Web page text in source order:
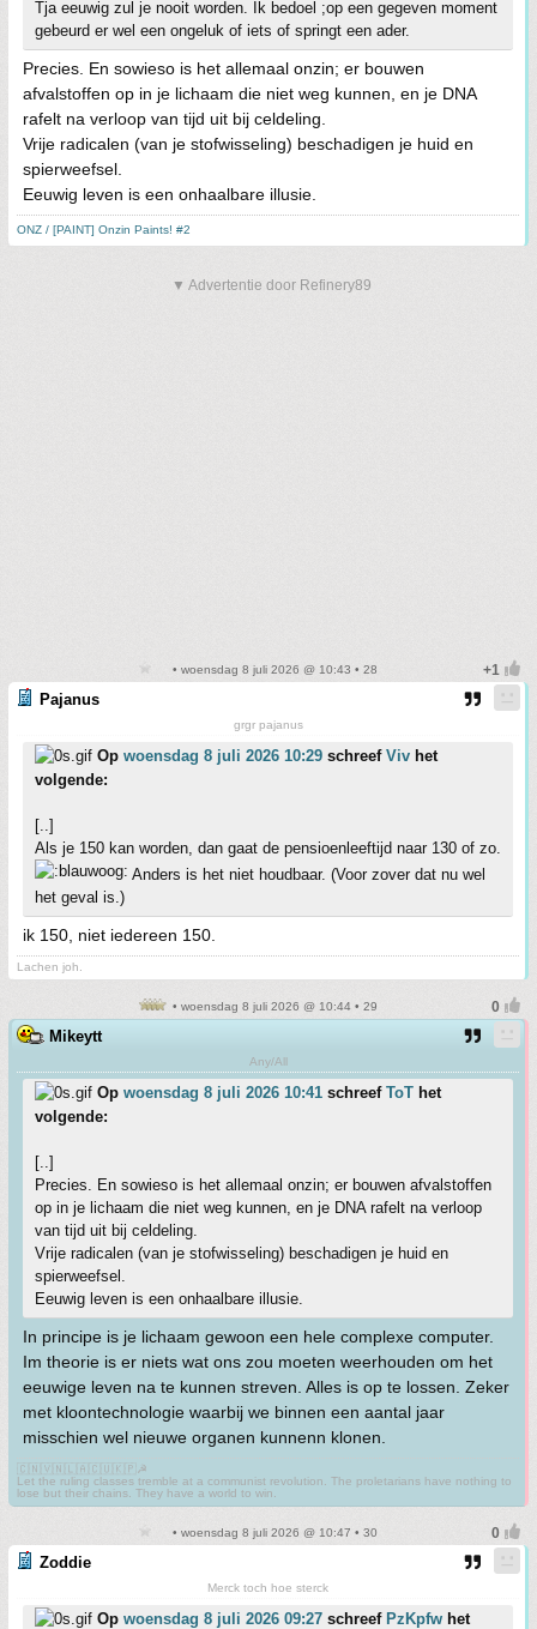
Tja eeuwig zul je nooit worden. Ik bedoel ;op een gegeven moment
gebeurd er wel een ongeluk of iets of springt een ader.
Precies. En sowieso is het allemaal onzin; er bouwen
afvalstoffen op in je lichaam die niet weg kunnen, en je DNA
rafelt na verloop van tijd uit bij celdeling.
Vrije radicalen (van je stofwisseling) beschadigen je huid en
spierweefsel.
Eeuwig leven is een onhaalbare illusie.
ONZ / [PAINT] Onzin Paints! #2
▼ Advertentie door Refinery89
• woensdag 8 juli 2026 @ 10:43 • 28
Pajanus
grgr pajanus
Op woensdag 8 juli 2026 10:29 schreef Viv het
volgende:
[..]
Als je 150 kan worden, dan gaat de pensioenleeftijd naar 130 of zo.
Anders is het niet houdbaar. (Voor zover dat nu wel
het geval is.)
ik 150, niet iedereen 150.
Lachen joh.
• woensdag 8 juli 2026 @ 10:44 • 29
Mikeytt
Any/All
Op woensdag 8 juli 2026 10:41 schreef ToT het
volgende:
[..]
Precies. En sowieso is het allemaal onzin; er bouwen afvalstoffen
op in je lichaam die niet weg kunnen, en je DNA rafelt na verloop
van tijd uit bij celdeling.
Vrije radicalen (van je stofwisseling) beschadigen je huid en
spierweefsel.
Eeuwig leven is een onhaalbare illusie.
In principe is je lichaam gewoon een hele complexe computer.
Im theorie is er niets wat ons zou moeten weerhouden om het
eeuwige leven na te kunnen streven. Alles is op te lossen. Zeker
met kloontechnologie waarbij we binnen een aantal jaar
misschien wel nieuwe organen kunnenn klonen.
🇨🇳🇻🇳🇱🇦🇨🇺🇰🇵☭
Let the ruling classes tremble at a communist revolution. The proletarians have nothing to
lose but their chains. They have a world to win.
• woensdag 8 juli 2026 @ 10:47 • 30
Zoddie
Merck toch hoe sterck
Op woensdag 8 juli 2026 09:27 schreef PzKpfw het